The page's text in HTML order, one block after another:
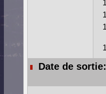
Date de sortie: